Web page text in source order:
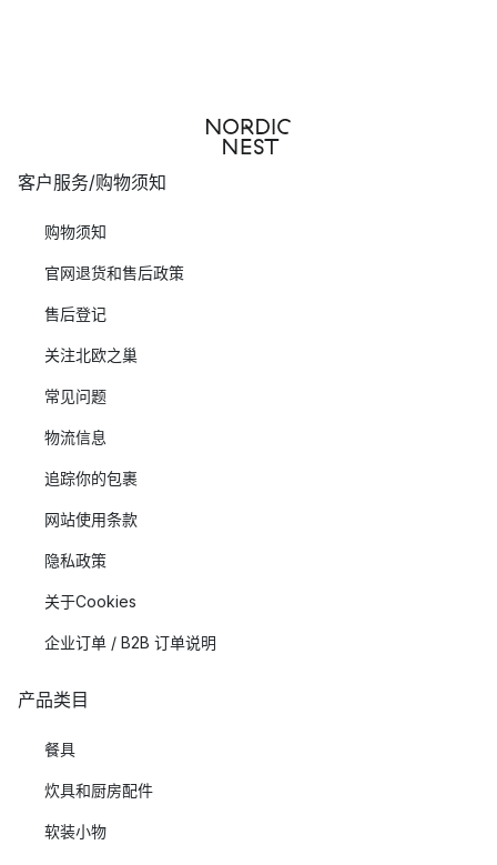
客户服务/购物须知
购物须知
官网退货和售后政策
售后登记
关注北欧之巢
常见问题
物流信息
追踪你的包裹
网站使用条款
隐私政策
关于Cookies
企业订单 / B2B 订单说明
产品类目
餐具
炊具和厨房配件
软装小物